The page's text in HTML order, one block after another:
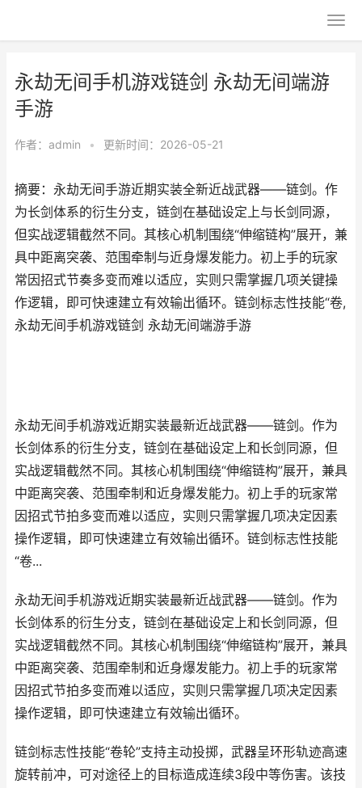
永劫无间手机游戏链剑 永劫无间端游
手游
作者： admin • 更新时间：2026-05-21
摘要：永劫无间手游近期实装全新近战武器——链剑。作
为长剑体系的衍生分支，链剑在基础设定上与长剑同源，
但实战逻辑截然不同。其核心机制围绕“伸缩链构”展开，兼
具中距离突袭、范围牵制与近身爆发能力。初上手的玩家
常因招式节奏多变而难以适应，实则只需掌握几项关键操
作逻辑，即可快速建立有效输出循环。链剑标志性技能“卷,
永劫无间手机游戏链剑 永劫无间端游手游
永劫无间手机游戏近期实装最新近战武器——链剑。作为
长剑体系的衍生分支，链剑在基础设定上和长剑同源，但
实战逻辑截然不同。其核心机制围绕“伸缩链构”展开，兼具
中距离突袭、范围牵制和近身爆发能力。初上手的玩家常
因招式节拍多变而难以适应，实则只需掌握几项决定因素
操作逻辑，即可快速建立有效输出循环。链剑标志性技能
“卷...
永劫无间手机游戏近期实装最新近战武器——链剑。作为
长剑体系的衍生分支，链剑在基础设定上和长剑同源，但
实战逻辑截然不同。其核心机制围绕“伸缩链构”展开，兼具
中距离突袭、范围牵制和近身爆发能力。初上手的玩家常
因招式节拍多变而难以适应，实则只需掌握几项决定因素
操作逻辑，即可快速建立有效输出循环。
链剑标志性技能“卷轮”支持主动投掷，武器呈环形轨迹高速
旋转前冲，可对途径上的目标造成连续3段中等伤害。该技